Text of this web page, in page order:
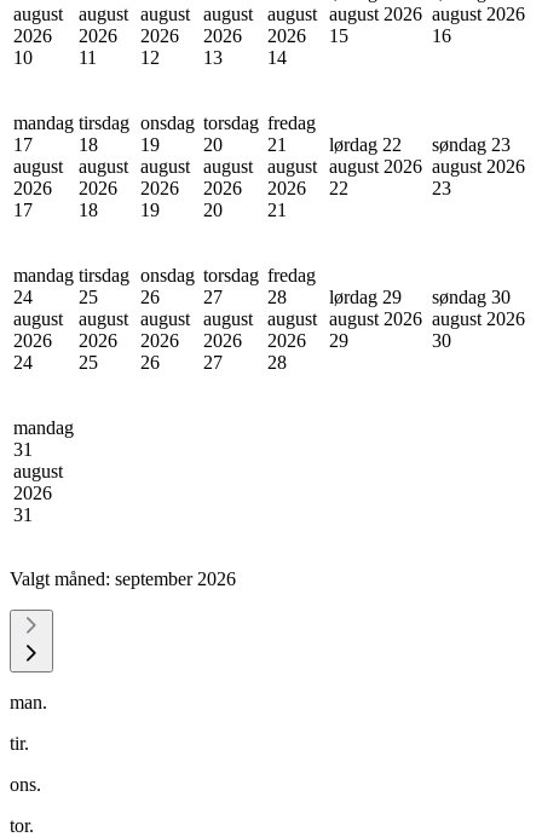
august
2026
10
august
2026
11
august
2026
12
august
2026
13
august
2026
14
august 2026
15
august 2026
16
mandag
17
august
2026
17
tirsdag
18
august
2026
18
onsdag
19
august
2026
19
torsdag
20
august
2026
20
fredag
21
august
2026
21
lørdag 22
august 2026
22
søndag 23
august 2026
23
mandag
24
august
2026
24
tirsdag
25
august
2026
25
onsdag
26
august
2026
26
torsdag
27
august
2026
27
fredag
28
august
2026
28
lørdag 29
august 2026
29
søndag 30
august 2026
30
mandag
31
august
2026
31
Valgt måned: september 2026
man.
tir.
ons.
tor.